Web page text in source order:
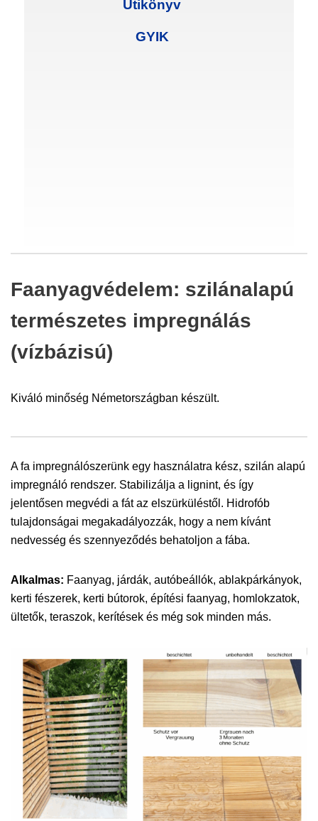
Útikönyv
GYIK
Faanyagvédelem: szilánalapú
természetes impregnálás
(vízbázisú)
Kiváló minőség Németországban készült.
A fa impregnálószerünk egy használatra kész, szilán alapú
impregnáló rendszer. Stabilizálja a lignint, és így
jelentősen megvédi a fát az elszürküléstől. Hidrofób
tulajdonságai megakadályozzák, hogy a nem kívánt
nedvesség és szennyeződés behatoljon a fába.
Alkalmas: Faanyag, járdák, autóbeállók, ablakpárkányok,
kerti fészerek, kerti bútorok, építési faanyag, homlokzatok,
ültetők, teraszok, kerítések és még sok minden más.